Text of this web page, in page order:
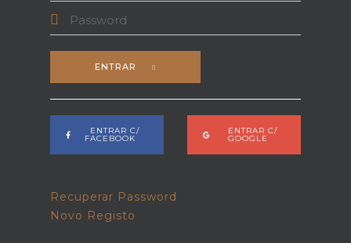
ENTRAR
ENTRAR C/
FACEBOOK
ENTRAR C/
GOOGLE
Recuperar Password
Novo Registo